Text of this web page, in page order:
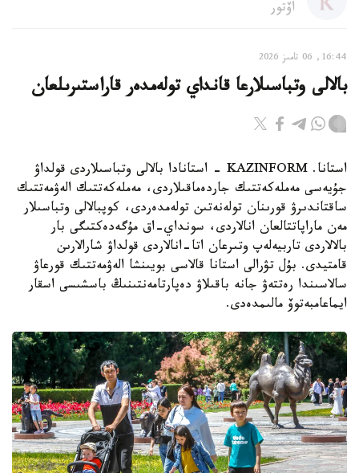
اۆتور
16:44, 06 تامىز 2026
بالالى وتباسىلارعا قانداي تولەمدەر قاراستىرىلعان
استانا. KAZINFORM - استانادا بالالى وتباسىلاردى قولداۋ
جۇيەسى مەملەكەتتىك جاردەماقىلاردى، مەملەكەتتىك الەۋمەتتىك
ساقتاندىرۋ قورىنان تولەنەتىن تولەمدەردى، كوپبالالى وتباسىلار
مەن ماراپاتتالعان انالاردى، سونداي-اق مۇگەدەكتىگى بار
بالالاردى تاربيەلەپ وتىرعان اتا-انالاردى قولداۋ شارالارىن
قامتيدى. بۇل تۋرالى استانا قالاسى بويىنشا الەۋمەتتىك قورعاۋ
سالاسىندا رەتتەۋ جانە باقىلاۋ دەپارتامەنتىنىڭ باسشىسى اسقار
ايماعامبەتوۆ مالىمدەدى.